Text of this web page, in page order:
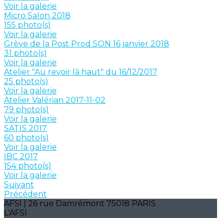
Voir la galerie
Micro Salon 2018
155 photo(s)
Voir la galerie
Grève de la Post Prod SON 16 janvier 2018
31 photo(s)
Voir la galerie
Atelier "Au revoir là haut" du 16/12/2017
25 photo(s)
Voir la galerie
Atelier Valérian 2017-11-02
79 photo(s)
Voir la galerie
SATIS 2017
60 photo(s)
Voir la galerie
IBC 2017
154 photo(s)
Voir la galerie
Suivant
Précédent
AFSI | 26 rue Damrémont 75018 PARIS
L'AFSI